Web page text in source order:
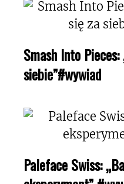
Smash Into
siebie”#wywiad
Paleface Swiss: